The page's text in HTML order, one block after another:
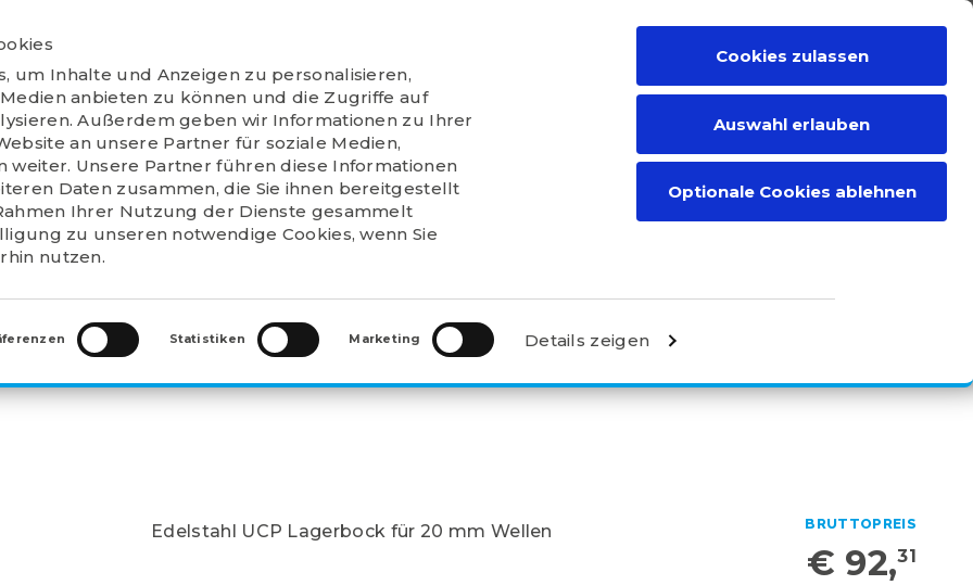
um Inhalte und Anzeigen zu personalisieren,
anbieten zu können und die Zugriffe auf
Außerdem geben wir Informationen zu Ihrer
an unsere Partner für soziale Medien,
weiter. Unsere Partner führen diese Informationen
Daten zusammen, die Sie ihnen bereitgestellt
Ihrer Nutzung der Dienste gesammelt
zu unseren notwendige Cookies, wenn Sie
nutzen.
Statistiken Marketing Details zeigen
Cookies zulassen
Auswahl erlauben
Optionale Cookies ablehnen
PRODUKTE VERKAUFSSTELLEN
> UCP204SS
BRUTTOPREIS
€ 92,31
Edelstahl UCP Lagerbock für 20 mm Wellen